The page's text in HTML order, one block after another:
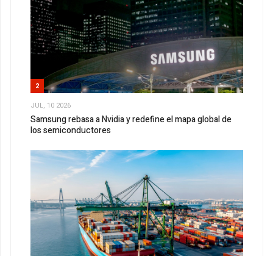
2
JUL, 10 2026
Samsung rebasa a Nvidia y redefine el mapa global de
los semiconductores